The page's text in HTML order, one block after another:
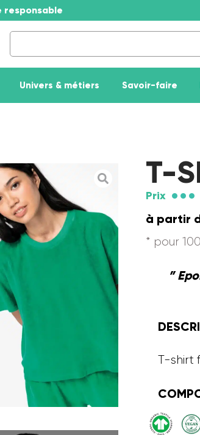
responsable
Univers & métiers Savoir-faire
T-
Prix
à partir
* pour
”
T-shirt